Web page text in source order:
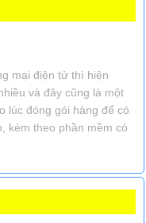
mại điện tử thì hiện
và đây cũng là một
lúc đóng gói hàng để có
kèm theo phần mềm có